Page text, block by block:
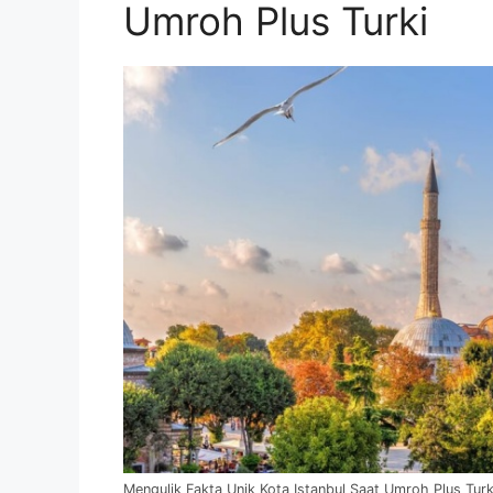
Umroh Plus Turki
Mengulik Fakta Unik Kota Istanbul Saat Umroh Plus